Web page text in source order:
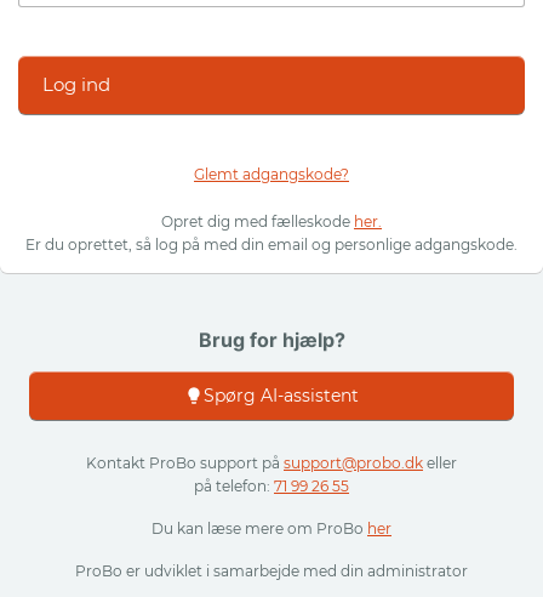
Log ind
Glemt adgangskode?
Opret dig med fælleskode her.
Er du oprettet, så log på med din email og personlige adgangskode.
Brug for hjælp?
Spørg AI-assistent
Kontakt ProBo support på support@probo.dk eller
på telefon: 71 99 26 55
Du kan læse mere om ProBo her
ProBo er udviklet i samarbejde med din administrator